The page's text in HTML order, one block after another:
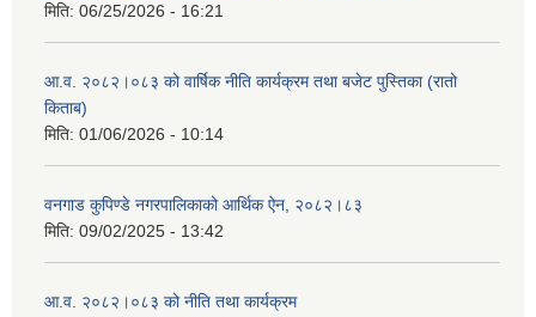
मिति: 06/25/2026 - 16:21
आ.व. २०८२।०८३ को वार्षिक नीति कार्यक्रम तथा बजेट पुस्तिका (रातो
किताब)
मिति: 01/06/2026 - 10:14
वनगाड कुपिण्डे नगरपालिकाको आर्थिक ऐन, २०८२।८३
मिति: 09/02/2025 - 13:42
आ.व. २०८२।०८३ को नीति तथा कार्यक्रम